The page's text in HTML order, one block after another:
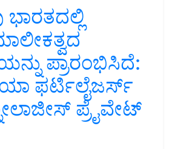
ಭಾರತದಲ್ಲಿ
ಪ್ರಾರಂಭಿಸಿದೆ:
ಫರ್ಟಿಲೈಜರ್ಸ್
ಪ್ರೈವೇಟ್